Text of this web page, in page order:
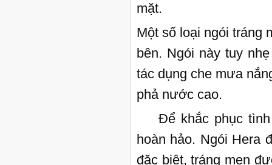
mặt.
Một số loại ngói tráng
bên. Ngói này tuy
tác dụng che mưa
phả nước cao.
Để khắc phục tình
hoàn hảo. Ngói Hera
đặc biệt, tráng men